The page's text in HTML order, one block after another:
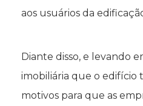
aos usuários da
Diante disso, e levando
imobiliária que o edifício
motivos para que as